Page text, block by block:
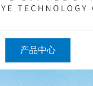
产品中心